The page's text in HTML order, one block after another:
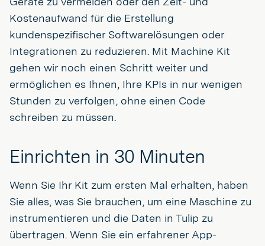
Kostenaufwand für die Erstellung
kundenspezifischer Softwarelösungen oder
Integrationen zu reduzieren. Mit Machine Kit
gehen wir noch einen Schritt weiter und
ermöglichen es Ihnen, Ihre KPIs in nur wenigen
Stunden zu verfolgen, ohne einen Code
schreiben zu müssen.
Einrichten in 30 Minuten
Wenn Sie Ihr Kit zum ersten Mal erhalten, haben
Sie alles, was Sie brauchen, um eine Maschine zu
instrumentieren und die Daten in Tulip zu
übertragen. Wenn Sie ein erfahrener App-